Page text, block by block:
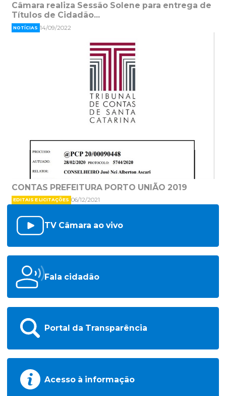
Câmara realiza Sessão Solene para entrega de
Títulos de Cidadão...
NOTÍCIAS 14/09/2022
CONTAS PREFEITURA PORTO UNIÃO 2019
EDITAIS E LICITAÇÕES 06/12/2021
TV Câmara ao vivo
Fala cidadão
Portal da Transparência
Acesso à informação